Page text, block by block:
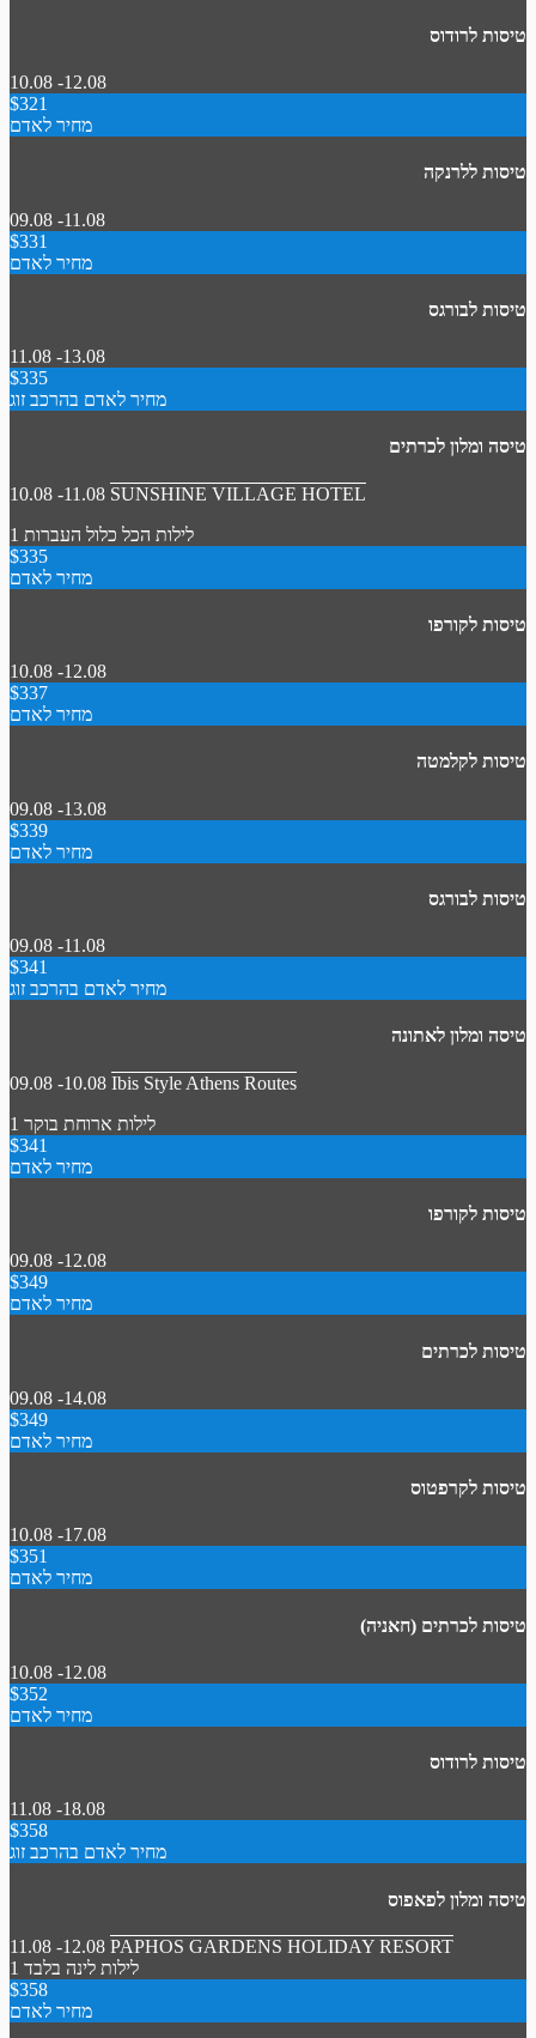
טיסות לרודוס
10.08 -12.08
$321
מחיר לאדם
טיסות ללרנקה
09.08 -11.08
$331
מחיר לאדם
טיסות לבורגס
11.08 -13.08
$335
מחיר לאדם בהרכב זוג
טיסה ומלון לכרתים
10.08 -11.08 SUNSHINE VILLAGE HOTEL
1 לילות הכל כלול העברות
$335
מחיר לאדם
טיסות לקורפו
10.08 -12.08
$337
מחיר לאדם
טיסות לקלמטה
09.08 -13.08
$339
מחיר לאדם
טיסות לבורגס
09.08 -11.08
$341
מחיר לאדם בהרכב זוג
טיסה ומלון לאתונה
09.08 -10.08 Ibis Style Athens Routes
1 לילות ארוחת בוקר
$341
מחיר לאדם
טיסות לקורפו
09.08 -12.08
$349
מחיר לאדם
טיסות לכרתים
09.08 -14.08
$349
מחיר לאדם
טיסות לקרפטוס
10.08 -17.08
$351
מחיר לאדם
טיסות לכרתים (חאניה)
10.08 -12.08
$352
מחיר לאדם
טיסות לרודוס
11.08 -18.08
$358
מחיר לאדם בהרכב זוג
טיסה ומלון לפאפוס
11.08 -12.08 PAPHOS GARDENS HOLIDAY RESORT
1 לילות לינה בלבד
$358
מחיר לאדם